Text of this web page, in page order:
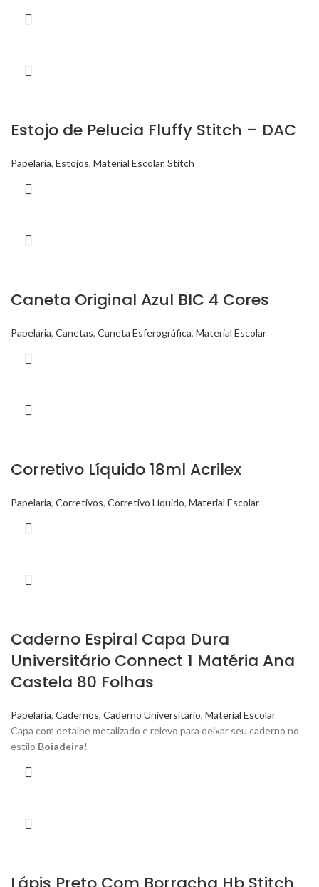
Estojo de Pelucia Fluffy Stitch – DAC
Papelaria, Estojos, Material Escolar, Stitch
Caneta Original Azul BIC 4 Cores
Papelaria, Canetas, Caneta Esferográfica, Material Escolar
Corretivo Líquido 18ml Acrilex
Papelaria, Corretivos, Corretivo Líquido, Material Escolar
Caderno Espiral Capa Dura
Universitário Connect 1 Matéria Ana
Castela 80 Folhas
Papelaria, Cadernos, Caderno Universitário, Material Escolar
Capa com detalhe metalizado e relevo para deixar seu caderno no
estilo Boiadeira!